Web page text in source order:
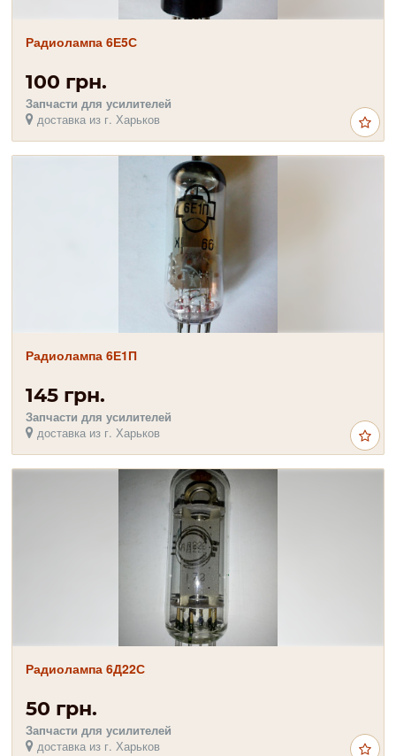
Радиолампа 6Е5С
100 грн.
Запчасти для усилителей
доставка из г. Харьков
Радиолампа 6Е1П
145 грн.
Запчасти для усилителей
доставка из г. Харьков
Радиолампа 6Д22С
50 грн.
Запчасти для усилителей
доставка из г. Харьков